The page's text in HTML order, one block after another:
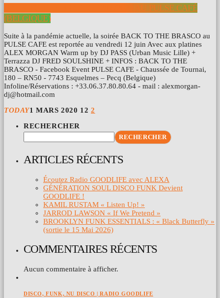
BACK TO THE BRASCO 12/06/2020 AU PULSE CAFÉ
(BELGIQUE)
Suite à la pandémie actuelle, la soirée BACK TO THE BRASCO au
PULSE CAFE est reportée au vendredi 12 juin Avec aux platines
ALEX MORGAN Warm up by DJ PASS (Urban Music Lille) +
Terrazza DJ FRED SOULSHINE + INFOS : BACK TO THE
BRASCO - Facebook Event PULSE CAFE - Chaussée de Tournai,
180 – RN50 - 7743 Esquelmes – Pecq (Belgique)
Infoline/Réservations : +33.06.37.80.80.64 - mail : alexmorgan-
dj@hotmail.com
TODAY1 MARS 2020 12 2
RECHERCHER
RECHERCHER
ARTICLES RÉCENTS
Écoutez Radio GOODLIFE avec ALEXA
GÉNÉRATION SOUL DISCO FUNK Devient
GOODLIFE !
KAMIL RUSTAM « Listen Up! »
JARROD LAWSON « If We Pretend »
BROOKLYN FUNK ESSENTIALS : « Black Butterfly »
(sortie le 15 Mai 2026)
COMMENTAIRES RÉCENTS
Aucun commentaire à afficher.
DISCO, FUNK, NU DISCO | RADIO GOODLIFE